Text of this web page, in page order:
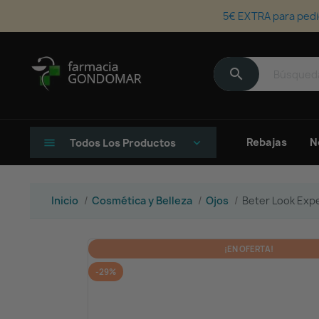
5€ EXTRA para
search
menu Todos Los Productos keyboard_arrow_down Rebajas
Inicio Cosmética y Belleza Ojos Beter Look
¡EN OFERTA!
-29%